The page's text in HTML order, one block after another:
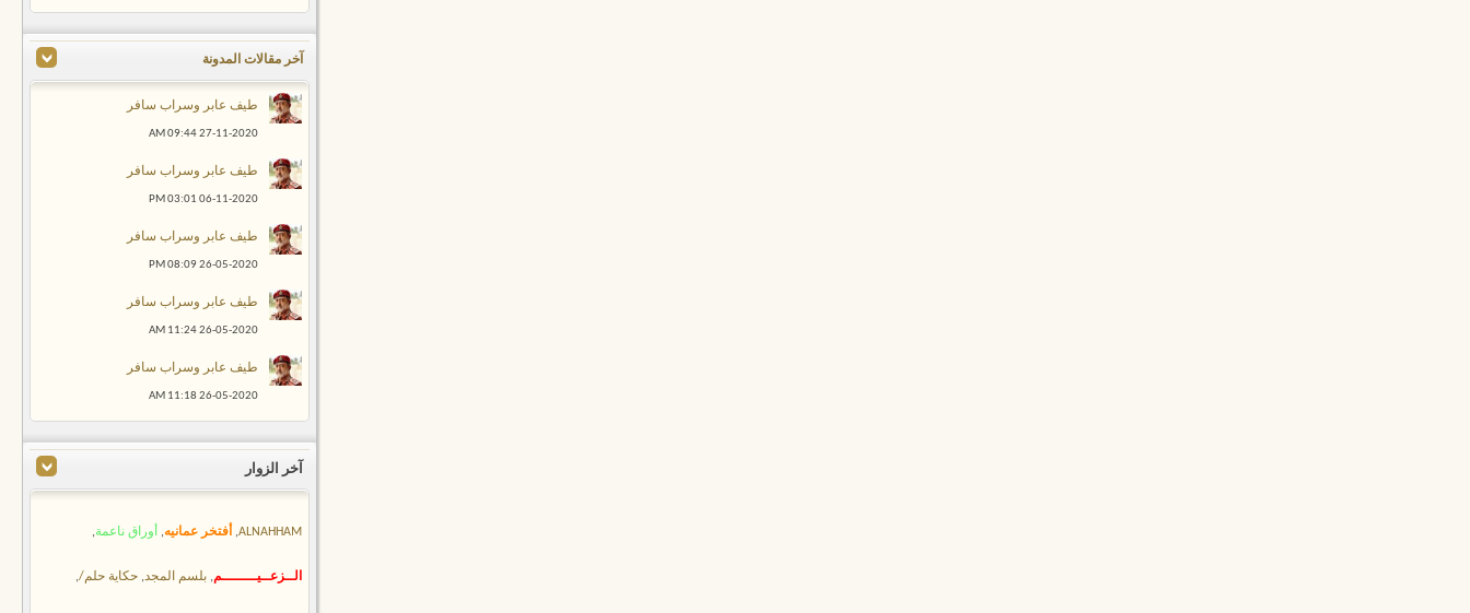
آخر مقالات المدونة
طيف عابر وسراب سافر
27-11-2020
09:44 AM
طيف عابر وسراب سافر
06-11-2020
03:01 PM
طيف عابر وسراب سافر
26-05-2020
08:09 PM
طيف عابر وسراب سافر
26-05-2020
11:24 AM
طيف عابر وسراب سافر
26-05-2020
11:18 AM
آخر الزوار
ALNAHHAM
, أفتخر عمانيه, أوراق ناعمة,
الــزعــيــــــــم, بلسم المجد, حكاية حلم/,